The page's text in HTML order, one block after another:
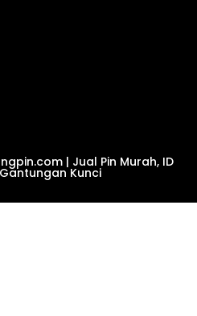
| Jual Pin Murah, ID
Kunci